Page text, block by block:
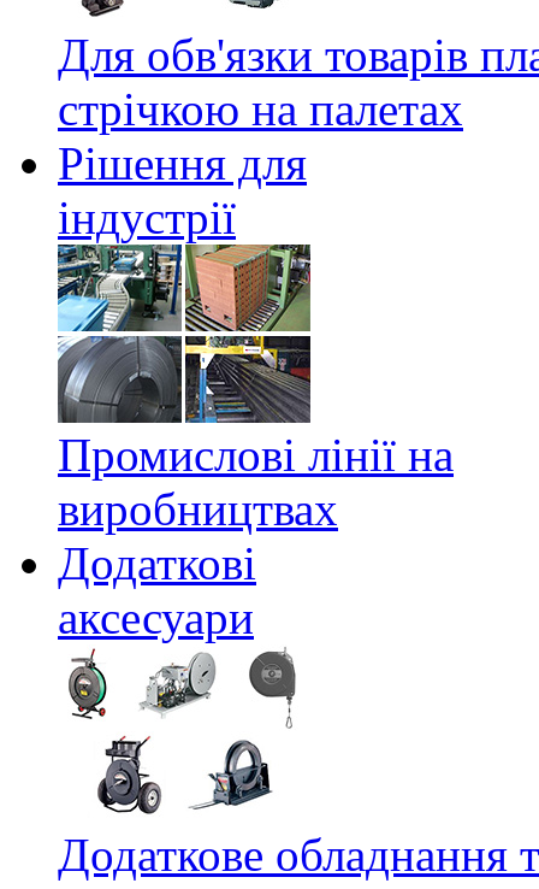
Для обв'язки товарів
стрічкою на палетах
Рішення для
індустрії
Промислові лінії на
виробництвах
Додаткові
аксесуари
Додаткове обладнання